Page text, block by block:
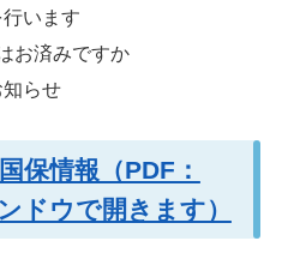
います
お済みですか
らせ
保情報（PDF：
ドウで開きます）